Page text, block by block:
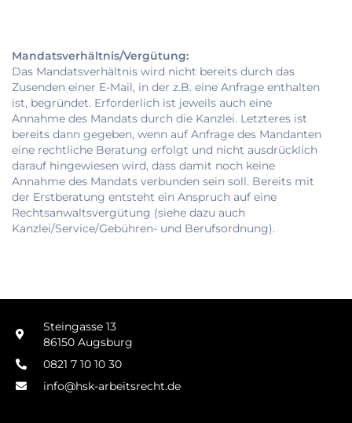
Mandatsverhältnis/Vergütung:
Das Mandatsverhältnis wird nicht bereits durch das
Zusenden einer E-Mail, in der z.B. eine Anfrage enthalten
ist, begründet. Erforderlich ist jeweils auch eine
Annahme des Mandats durch die Kanzlei. Letzteres ist
bereits dann gegeben, wenn auf Anfrage des Mandanten
eine rechtliche Beratung erfolgt und nicht ausdrücklich
darauf hingewiesen wird, dass damit noch keine
Annahme des Mandats verbunden sein soll. Bereits mit
der Erstberatung entsteht ein Anspruch auf eine
Rechtsanwaltsvergütung (siehe dazu auch
Kanzlei/Service/Gebühren- und Berufsordnung).
Steingasse 13
86150 Augsburg
0821 7 10 10 30
info@hsk-arbeitsrecht.de